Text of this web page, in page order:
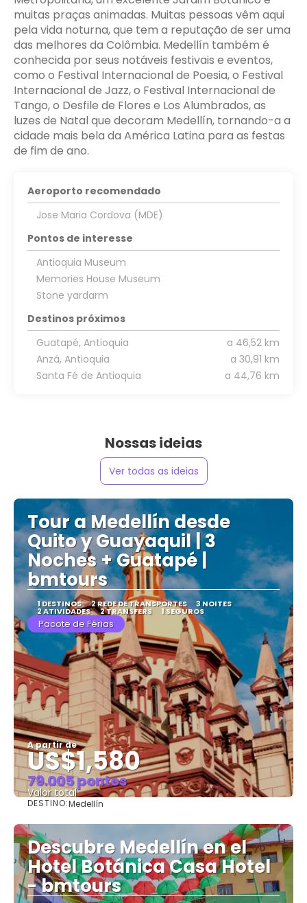
muitas praças animadas. Muitas pessoas vêm aqui
pela vida noturna, que tem a reputação de ser uma
das melhores da Colômbia. Medellín também é
conhecida por seus notáveis festivais e eventos,
como o Festival Internacional de Poesia, o Festival
Internacional de Jazz, o Festival Internacional de
Tango, o Desfile de Flores e Los Alumbrados, as
luzes de Natal que decoram Medellín, tornando-a a
cidade mais bela da América Latina para as festas
de fim de ano.
Aeroporto recomendado
Jose Maria Cordova (MDE)
Pontos de interesse
Antioquia Museum
Memories House Museum
Stone yardarm
Destinos próximos
Guatapé, Antioquia
a 46,52 km
Anzá, Antioquia
a 30,91 km
Santa Fé de Antioquia
a 44,76 km
Nossas ideias
Ver todas as ideias
Tour a Medellín desde
Quito y Guayaquil | 3
Noches + Guatapé |
bmtours
1 DESTINOS 2 REDE DE TRANSPORTES 3 NOITES
2 ATIVIDADES 2 TRANSFERS 1 SEGUROS
Pacote de Férias
A partir de
US$1,580
79.005 pontos
Valor total
DESTINO:Medellín
Descubre Medellín en el
Hotel Botánica Casa Hotel
- bmtours